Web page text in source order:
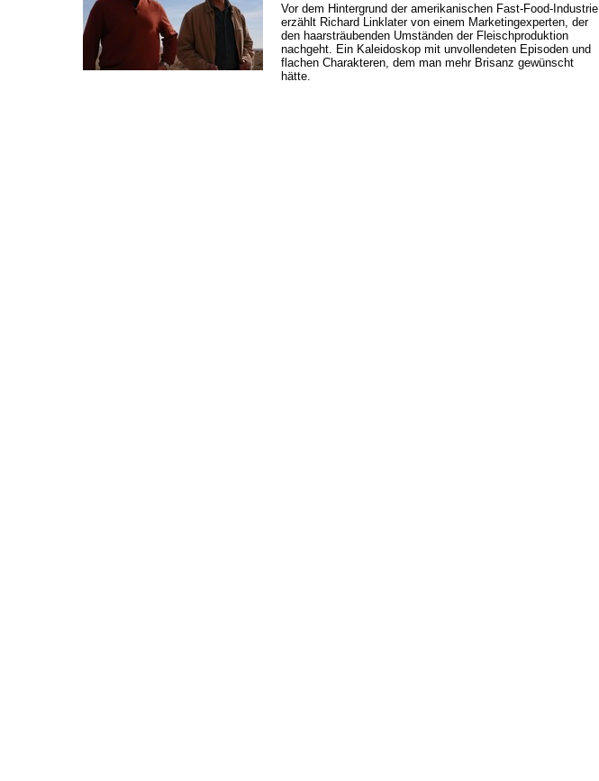
Vor dem Hintergrund der amerikanischen Fast-Food-Industrie
erzählt Richard Linklater von einem Marketingexperten, der
den haarsträubenden Umständen der Fleischproduktion
nachgeht. Ein Kaleidoskop mit unvollendeten Episoden und
flachen Charakteren, dem man mehr Brisanz gewünscht
hätte.